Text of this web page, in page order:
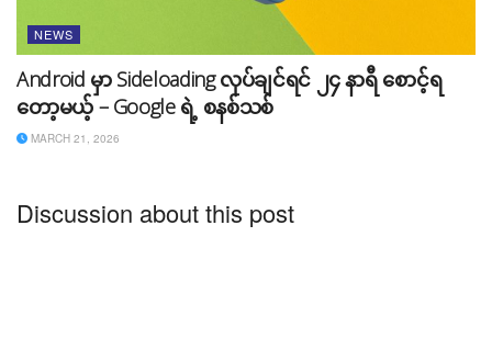
NEWS
Android မှာ Sideloading လုပ်ချင်ရင် ၂၄ နာရီ စောင့်ရ
တော့မယ့် – Google ရဲ့ စနစ်သစ်
MARCH 21, 2026
Discussion about this post